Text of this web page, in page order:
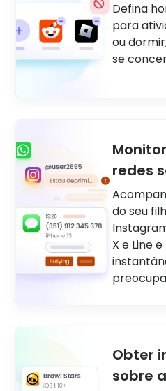
Defina
para
ou
se
redes
do seu
X e Line
Obter
sobre